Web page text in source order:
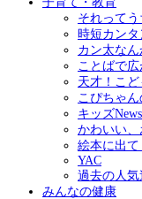
それって
時短カン
カン太なん
ことばで
天才！こ
こぴちゃ
キッズNews
かわいい
絵本に出
YAC
過去の人
みんなの健康